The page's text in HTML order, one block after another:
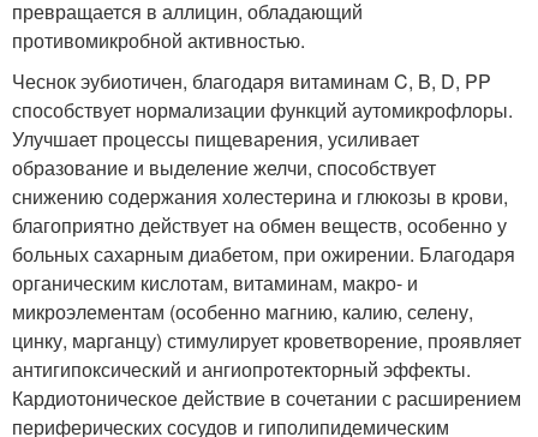
превращается в аллицин, обладающий
противомикробной активностью.
Чеснок эубиотичен, благодаря витаминам C, B, D, PP
способствует нормализации функций аутомикрофлоры.
Улучшает процессы пищеварения, усиливает
образование и выделение желчи, способствует
снижению содержания холестерина и глюкозы в крови,
благоприятно действует на обмен веществ, особенно у
больных сахарным диабетом, при ожирении. Благодаря
органическим кислотам, витаминам, макро- и
микроэлементам (особенно магнию, калию, селену,
цинку, марганцу) стимулирует кроветворение, проявляет
антигипоксический и ангиопротекторный эффекты.
Кардиотоническое действие в сочетании с расширением
периферических сосудов и гиполипидемическим